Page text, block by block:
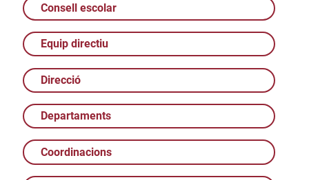
Consell escolar
Equip directiu
Direcció
Departaments
Coordinacions